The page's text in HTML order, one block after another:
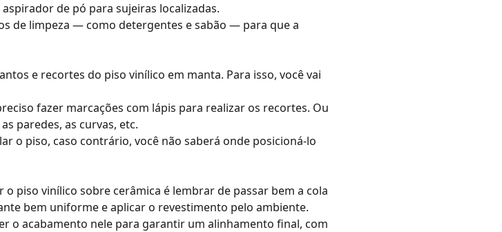
de pó para sujeiras localizadas.
de limpeza — como detergentes e sabão — para que a
e recortes do piso vinílico em manta. Para isso, você vai
fazer marcações com lápis para realizar os recortes. Ou
paredes, as curvas, etc.
o piso, caso contrário, você não saberá onde posicioná-lo
piso vinílico sobre cerâmica é lembrar de passar bem a cola
bem uniforme e aplicar o revestimento pelo ambiente.
o acabamento nele para garantir um alinhamento final, com